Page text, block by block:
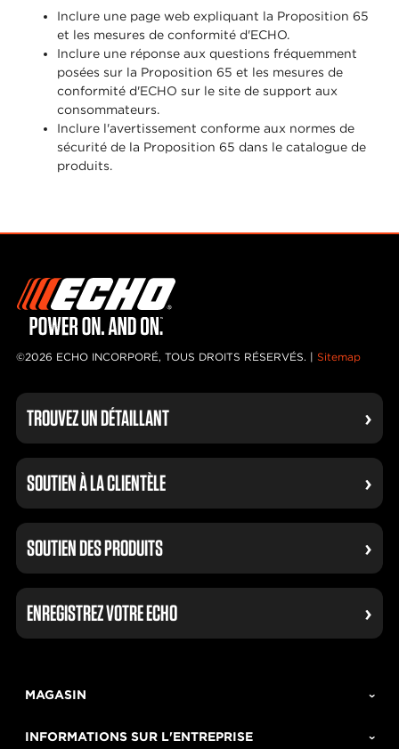
Inclure une page web expliquant la Proposition 65
et les mesures de conformité d'ECHO.
Inclure une réponse aux questions fréquemment
posées sur la Proposition 65 et les mesures de
conformité d'ECHO sur le site de support aux
consommateurs.
Inclure l'avertissement conforme aux normes de
sécurité de la Proposition 65 dans le catalogue de
produits.
©2026 ECHO INCORPORÉ, TOUS DROITS RÉSERVÉS. | Sitemap
TROUVEZ UN DÉTAILLANT
SOUTIEN À LA CLIENTÈLE
SOUTIEN DES PRODUITS
ENREGISTREZ VOTRE ECHO
MAGASIN
INFORMATIONS SUR L'ENTREPRISE